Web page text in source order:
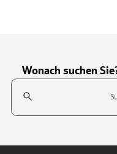
Wonach suchen
Suchfeld